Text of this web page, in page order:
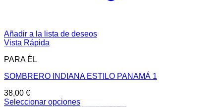
Añadir a la lista de deseos
Vista Rápida
PARA ÉL
SOMBRERO INDIANA ESTILO PANAMÁ 1
38,00 €
Seleccionar opciones